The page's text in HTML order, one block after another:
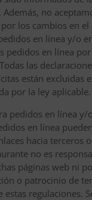
no
los cambios en
en línea y/o
pedidos en línea
las
están excluidas
por la ley aplicable.
pedidos en línea y/
en línea
hacia terceros
no es
páginas web ni
o patrocinio de
regulaciones.